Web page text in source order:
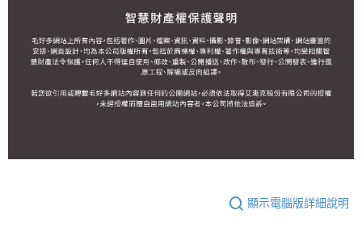
顯示電腦版詳細說明